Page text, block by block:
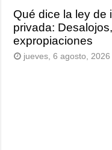
Qué dice la ley de
privada:
expropiaciones
jueves, 6 agosto, 2026